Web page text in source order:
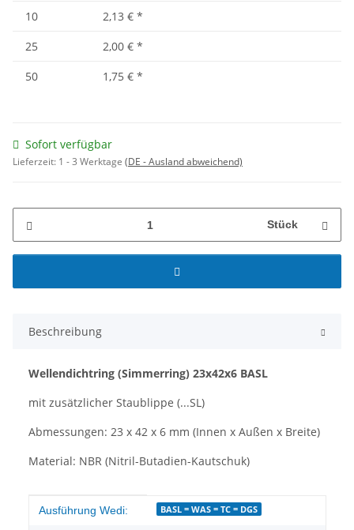
10
2,13 € *
25
2,00 € *
50
1,75 € *
Sofort verfügbar
Lieferzeit: 1 - 3 Werktage (DE - Ausland abweichend)
Stück
Beschreibung
Wellendichtring (Simmerring) 23x42x6 BASL
mit zusätzlicher Staublippe (...SL)
Abmessungen: 23 x 42 x 6 mm (Innen x Außen x Breite)
Material: NBR (Nitril-Butadien-Kautschuk)
Produkteigenschaft
Wert
Ausführung Wedi: BASL = WAS = TC = DGS